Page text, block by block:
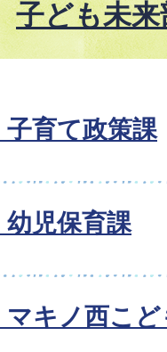
子ども未来
育て政策課
児保育課
キノ西こど